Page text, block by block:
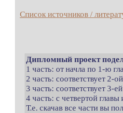
Список источников /
Дипломный проект
1 часть: от начла по 1-ю
2 часть: соответствует 2-
3 часть: соответствует 3-
4 часть: с четвертой
Т.е. скачав все части вы